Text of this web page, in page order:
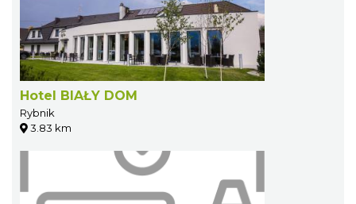
Hotel BIAŁY DOM
Rybnik
3.83 km